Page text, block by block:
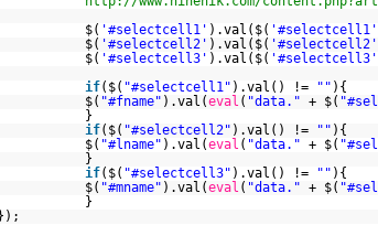
$( '#selectcell1' ).val($( '#selectcell1'
$( '#selectcell2' ).val($( '#selectcell2'
$( '#selectcell3' ).val($( '#selectcell3'
if($( "#selectcell1" ).val() != "" ){
$( "#fname" ).val(eval ( "data." + $(
}
if($( "#selectcell2" ).val() != "" ){
$( "#lname" ).val(eval ( "data." + $(
}
if($( "#selectcell3" ).val() != "" ){
$( "#mname" ).val(eval ( "data." + $(
}
});